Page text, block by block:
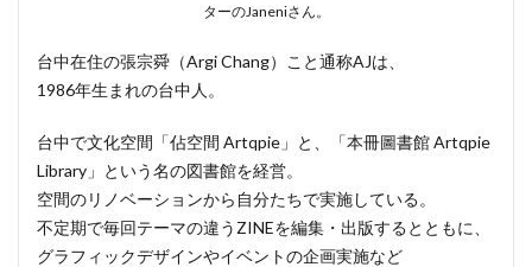
3
雑
誌
台湾特
中の案
内人に
4
ターのJaneniさん。
台中在住の張宗舜（Argi Chang）こと通称AJは、
1986年生まれの台中人。
台中で文化空間「佔空間 Artqpie」と、「本冊圖書館 Artqpie
Library」という名の図書館を経営。
空間のリノベーションから自分たちで実施している。
不定期で毎回テーマの違うZINEを編集・出版するとともに、
グラフィックデザインやイベントの企画実施など